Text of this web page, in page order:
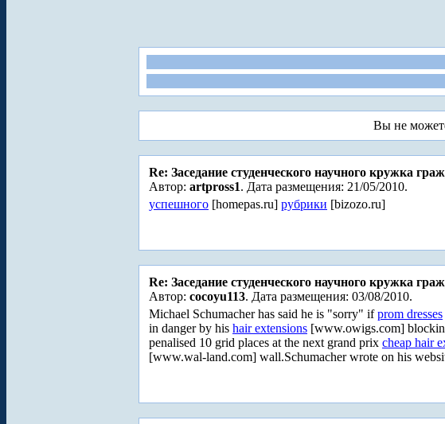
Вы не
Re: Заседание студенческого научного кружка
Автор: artpross1. Дата размещения: 21/05/2010.
успешного [homepas.ru] рубрики [bizozo.ru]
Re: Заседание студенческого научного кружка
Автор: cocoyu113. Дата размещения: 03/08/2010.
Michael Schumacher has said he is "sorry" ifprom dresses
in danger by his hair extensions [www.owigs.com]
penalised 10 grid places at the next grand prix cheap hair
[www.wal-land.com] wall.Schumacher wrote on his